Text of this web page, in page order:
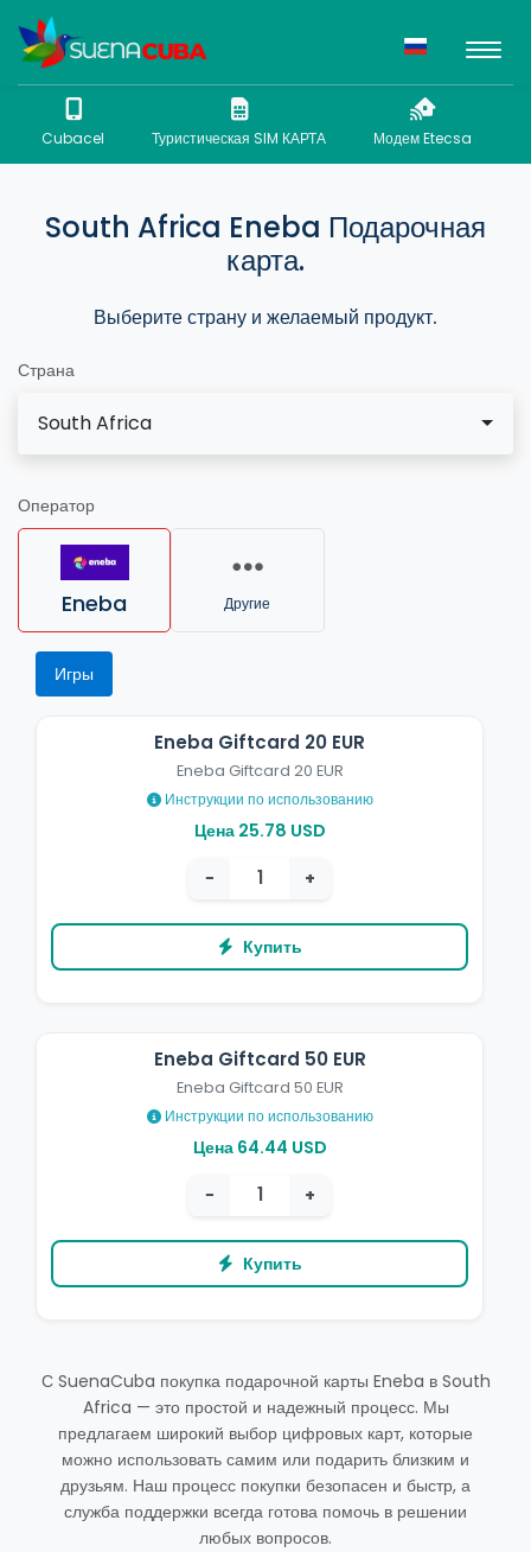
Cubacel Туристическая SIM КАРТА Модем Etecsa
South Africa Eneba Подарочная
карта.
Выберите страну и желаемый продукт.
Страна
South Africa
Оператор
Eneba Другие
Игры
Eneba Giftcard 20 EUR
Eneba Giftcard 20 EUR
Инструкции по использованию
Цена 25.78 USD
−
+
Купить
Eneba Giftcard 50 EUR
Eneba Giftcard 50 EUR
Инструкции по использованию
Цена 64.44 USD
−
+
Купить
С SuenaCuba покупка подарочной карты Eneba в South
Africa — это простой и надежный процесс. Мы
предлагаем широкий выбор цифровых карт, которые
можно использовать самим или подарить близким и
друзьям. Наш процесс покупки безопасен и быстр, а
служба поддержки всегда готова помочь в решении
любых вопросов.